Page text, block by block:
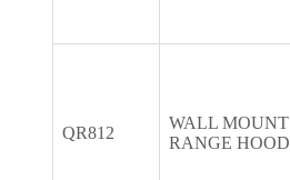
QR812
WALL MOUNT
RANGE HOOD